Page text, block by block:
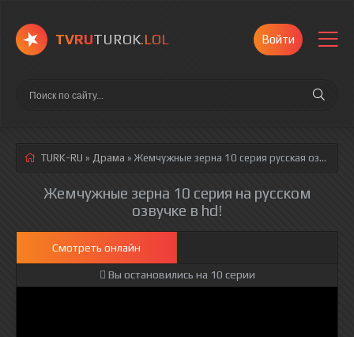
TVRUTUROK.LOL Войти
TURK-RU » Драма » Жемчужные зерна 10 серия русская озвучка полностью смотреть онлайн!
Жемчужные зерна 10 серия на русском
озвучке в hd!
Смотреть онлайн
Вы остановились на 10 серии